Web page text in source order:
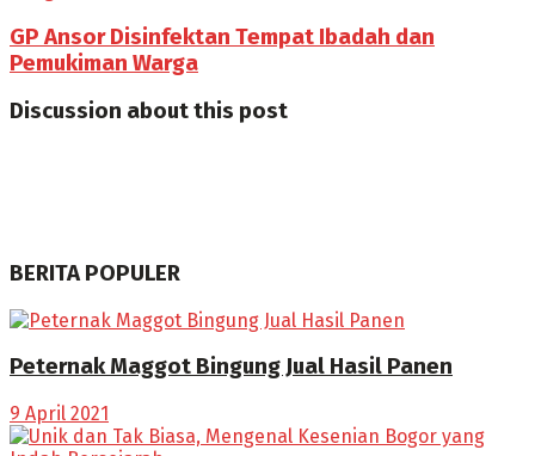
GP Ansor Disinfektan Tempat Ibadah dan
Pemukiman Warga
Discussion about this post
BERITA POPULER
Peternak Maggot Bingung Jual Hasil Panen
9 April 2021